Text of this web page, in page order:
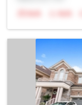
N/A
N/A